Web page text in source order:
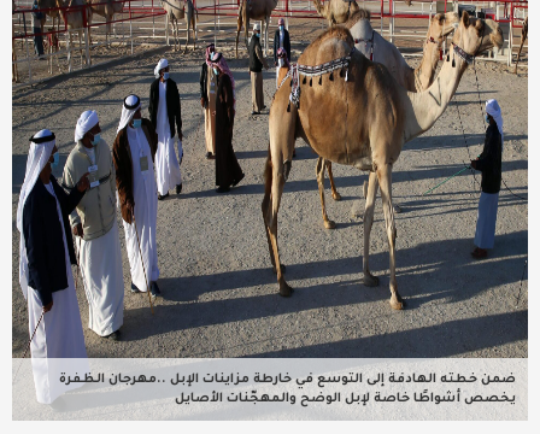
ضمن خطته الهادفة إلى التوسع في خارطة مزاينات الإبل ..مهرجان الظفرة
يخصص أشواطًا خاصة لإبل الوضح والمهجّنات الأصايل
مقالات
عامة ومنوعات
طب وصحة